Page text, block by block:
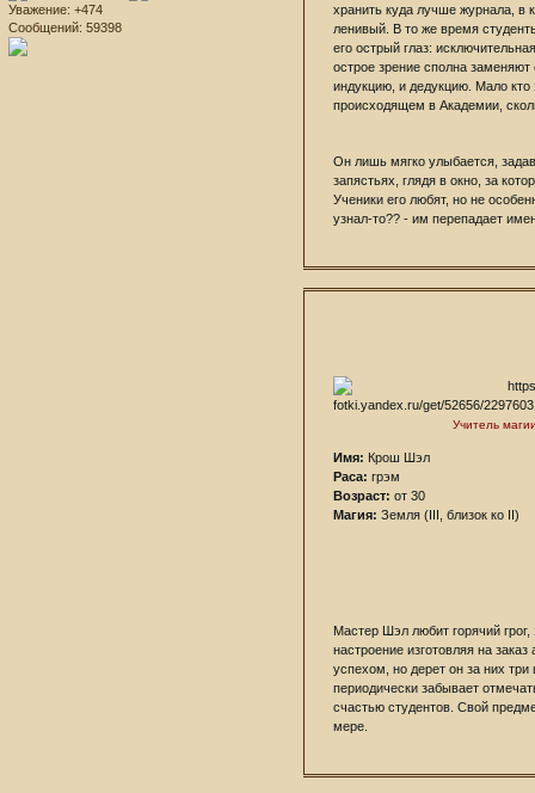
Уважение: +474
Сообщений: 59398
хранить куда лучше журнала, в
ленивый. В то же время
его острый глаз:
острое зрение сполна заменяют
индукцию, и дедукцию. Мало кто
происходящем в Академии,
Он лишь мягко улыбается,
запястьях, глядя в окно, за
Ученики его любят, но не
узнал-то?? - им перепадает
Учитель
Имя: Крош Шэл
Раса: грэм
Возраст: от 30
Магия: Земля (III, близок ко II)
Мастер Шэл любит горячий
настроение изготовляя на
успехом, но дерет он за них
периодически забывает
счастью студентов. Свой
мере.